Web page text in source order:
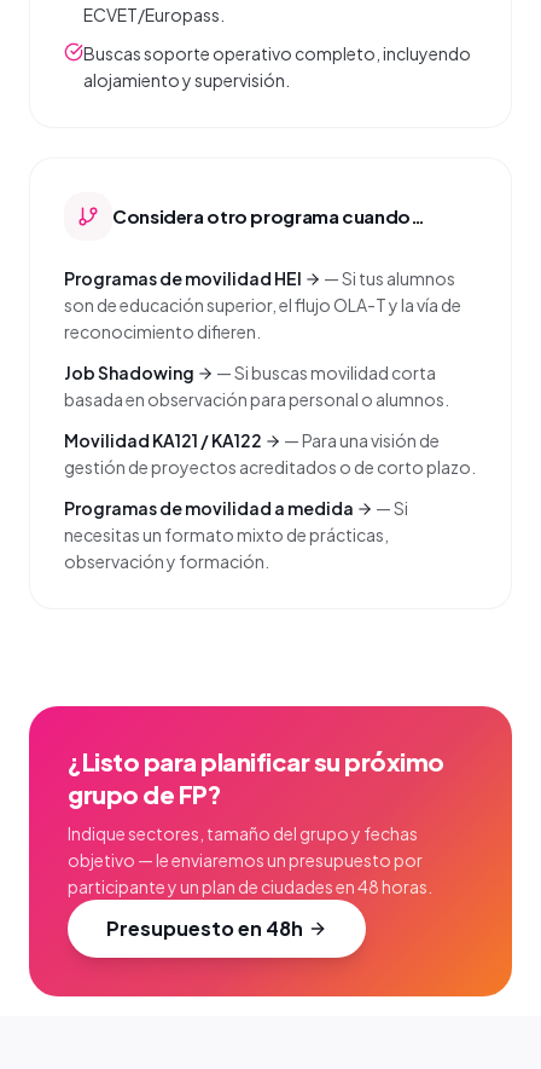
ECVET/Europass.
Buscas soporte operativo completo, incluyendo
alojamiento y supervisión.
Considera otro programa cuando…
Programas de movilidad HEI —Si tus alumnos
son de educación superior, el flujo OLA-T y la vía de
reconocimiento difieren.
Job Shadowing
—Si buscas movilidad corta
basada en observación para personal o alumnos.
Movilidad KA121 / KA122
—Para una visión de
gestión de proyectos acreditados o de corto plazo.
Programas de movilidad a medida
—Si
necesitas un formato mixto de prácticas,
observación y formación.
¿Listo para planificar su próximo
grupo de FP?
Indique sectores, tamaño del grupo y fechas
objetivo — le enviaremos un presupuesto por
participante y un plan de ciudades en 48 horas.
Presupuesto en 48h